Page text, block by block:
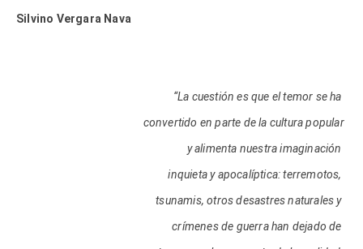
Silvino Vergara Nava
“La cuestión es que el temor se ha
convertido en parte de la cultura popular
y alimenta nuestra imaginación
inquieta y apocalíptica: terremotos,
tsunamis, otros desastres naturales y
crímenes de guerra han dejado de